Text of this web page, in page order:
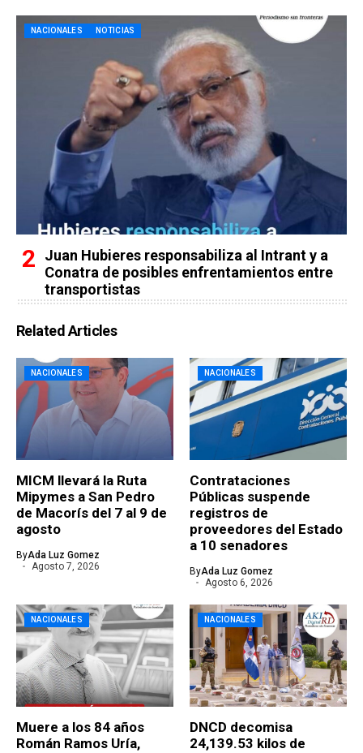
NACIONALES NOTICIAS
Juan Hubieres responsabiliza al Intrant y a
Conatra de posibles enfrentamientos entre
transportistas
Related Articles
NACIONALES
MICM llevará la Ruta
Mipymes a San Pedro
de Macorís del 7 al 9 de
agosto
ByAda Luz Gomez
Agosto 7, 2026
NACIONALES
Contrataciones
Públicas suspende
registros de
proveedores del Estado
a 10 senadores
ByAda Luz Gomez
Agosto 6, 2026
NACIONALES
Muere a los 84 años
Román Ramos Uría,
NACIONALES
DNCD decomisa
24,139.53 kilos de